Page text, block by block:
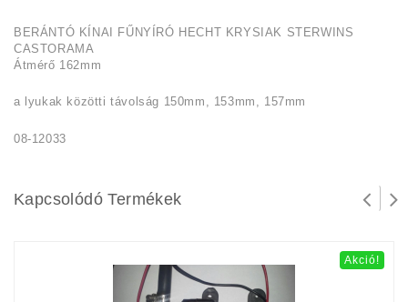
BERÁNTÓ KÍNAI FŰNYÍRÓ HECHT KRYSIAK STERWINS
CASTORAMA
Átmérő 162mm
a lyukak közötti távolság 150mm, 153mm, 157mm
08-12033
Kapcsolódó Termékek
Akció!